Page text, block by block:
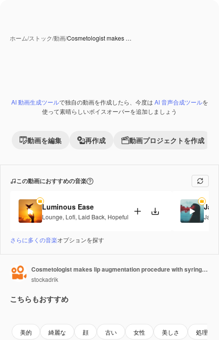
ホーム/ストック/動画/Cosmetologist makes …
Premium
AI 動画生成ツールで独自の動画を作成したら、今度は AI 音声合成ツールを
使って素晴らしいボイスオーバーを追加しましょう
動画を編集 再作成 動画プロジェクトを作成
この動画におすすめの音楽
Luminous Ease
Lounge, Lofi, Laid Back, Hopeful Jazz
さらに多くの音楽オプションを探す
Cosmetologist makes lip augmentation procedure with syringe of a beautiful woman in beauty salon.Cosmetology skin care
stockadrik
こちらもおすすめ
美的 綺麗な 顔 古い 女性 美しさ 処理